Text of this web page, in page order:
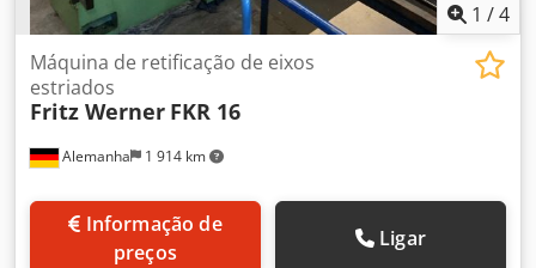
1 /4
Alemanha 1 914 km
Máquina de retificação de eixos
estriados
Fritz Werner FKR 16
preços
Ligar